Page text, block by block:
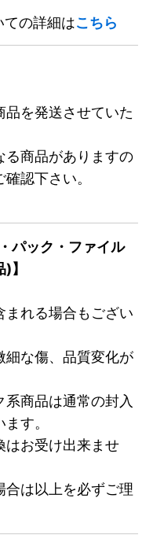
の詳細はこちら
を発送させていた
る商品がありますの
認下さい。
パック・ファイル
】
まれる場合もござい
細な傷、品質変化が
商品は通常の封入
す。
はお受け出来ませ
合は以上を必ずご理